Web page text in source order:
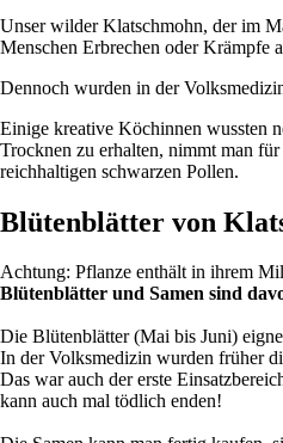
Unser wilder Klatschmohn, der im
Menschen Erbrechen oder Krämpfe
Dennoch wurden in der
Einige kreative Köchinnen wussten
Trocknen zu erhalten, nimmt man
reichhaltigen schwarzen Pollen.
Blütenblätter von
Achtung: Pflanze enthält in ihrem
Blütenblätter und Samen sind
Die Blütenblätter (Mai bis Juni)
In der Volksmedizin wurden früher
Das war auch der erste
kann auch mal tödlich enden!